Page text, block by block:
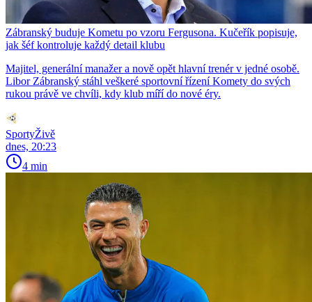
Zábranský buduje Kometu po vzoru Fergusona. Kučeřík popisuje,
jak šéf kontroluje každý detail klubu
Majitel, generální manažer a nově opět hlavní trenér v jedné osobě.
Libor Zábranský stáhl veškeré sportovní řízení Komety do svých
rukou právě ve chvíli, kdy klub míří do nové éry.
SportyŽivě
dnes, 20:23
4 min